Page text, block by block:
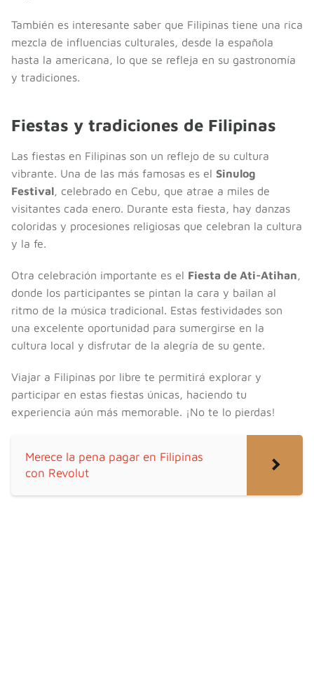
También es interesante saber que Filipinas tiene una rica
mezcla de influencias culturales, desde la española
hasta la americana, lo que se refleja en su gastronomía
y tradiciones.
Fiestas y tradiciones de Filipinas
Las fiestas en Filipinas son un reflejo de su cultura
vibrante. Una de las más famosas es el Sinulog
Festival, celebrado en Cebu, que atrae a miles de
visitantes cada enero. Durante esta fiesta, hay danzas
coloridas y procesiones religiosas que celebran la cultura
y la fe.
Otra celebración importante es el Fiesta de Ati-Atihan,
donde los participantes se pintan la cara y bailan al
ritmo de la música tradicional. Estas festividades son
una excelente oportunidad para sumergirse en la
cultura local y disfrutar de la alegría de su gente.
Viajar a Filipinas por libre te permitirá explorar y
participar en estas fiestas únicas, haciendo tu
experiencia aún más memorable. ¡No te lo pierdas!
Merece la pena pagar en Filipinas
con Revolut